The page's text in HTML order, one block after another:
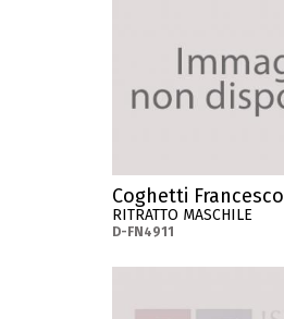
Coghetti Francesco
RITRATTO MASCHILE
D-FN4911